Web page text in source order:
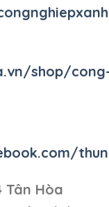
shop/
Tân Hòa